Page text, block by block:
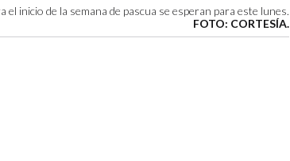
el inicio de la semana de pascua se esperan para este lunes.
FOTO: CORTESÍA.